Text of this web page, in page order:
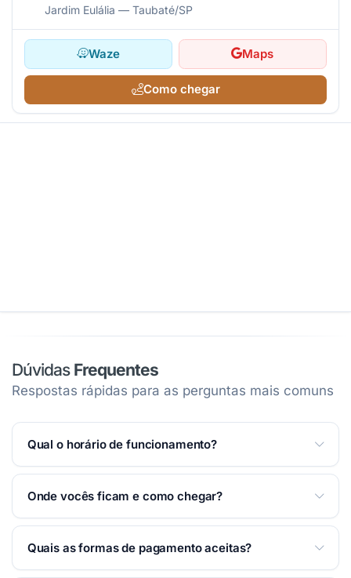
Jardim Eulália — Taubaté/SP
Waze Maps
Como chegar
Dúvidas Frequentes
Respostas rápidas para as perguntas mais comuns
Qual o horário de funcionamento?
Atendemos Segunda a Sexta das 06:00 às 21:00;
na página.
Onde vocês ficam e como chegar?
Estamos na Avenida Juscelino Kubitschek de
Quais as formas de pagamento aceitas?